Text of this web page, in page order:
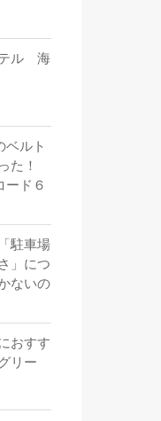
テル 海
ルト
た！
ド６
駐車場
」につ
ないの
おすす
リー